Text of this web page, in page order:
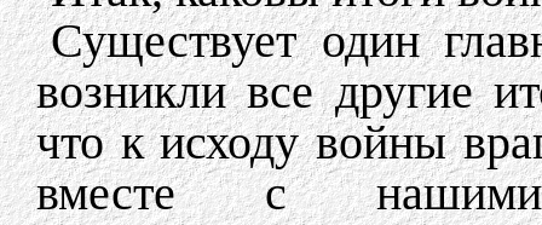
Существует один
возникли все другие
что к исходу войны
вместе с нашими